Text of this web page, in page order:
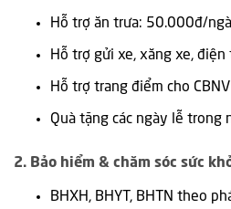
Hỗ trợ ăn trưa: 50.000đ/
Hỗ trợ gửi xe, xăng xe,
Hỗ trợ trang điểm cho
Quà tặng các ngày lễ trong
2. Bảo hiểm & chăm sóc sức
BHXH, BHYT, BHTN theo